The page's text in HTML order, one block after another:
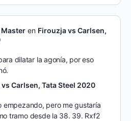
en Firouzja vs Carlsen,
dilatar la agonía, por eso
Carlsen, Tata Steel 2020
empezando, pero me gustaría
tramo desde la 38. 39. Rxf2